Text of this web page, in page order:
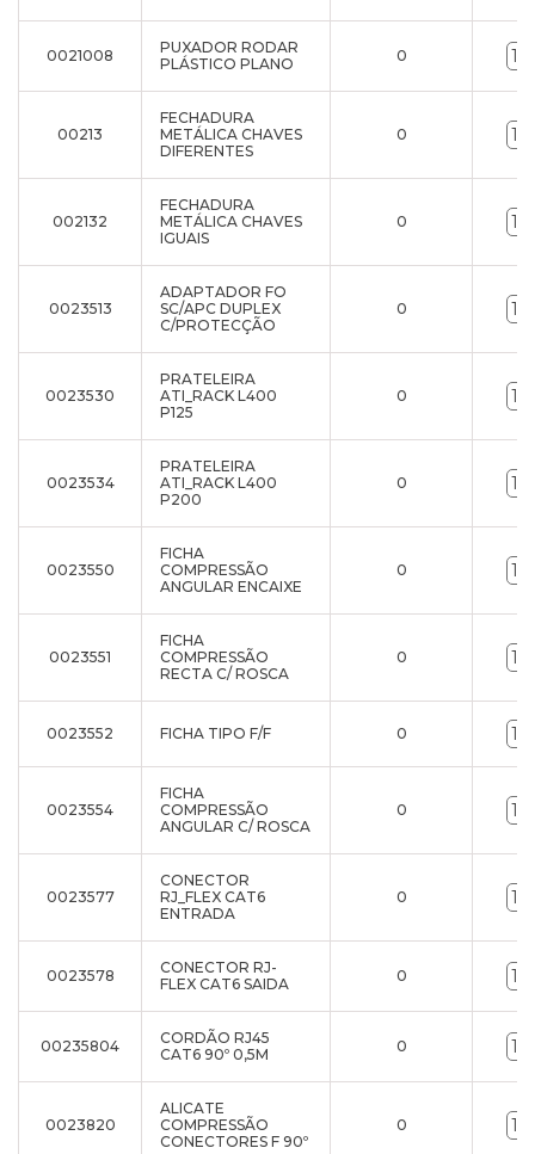
0021008
PUXADOR RODAR
PLÁSTICO PLANO
0
00213
FECHADURA
METÁLICA CHAVES
DIFERENTES
0
002132
FECHADURA
METÁLICA CHAVES
IGUAIS
0
0023513
ADAPTADOR FO
SC/APC DUPLEX
C/PROTECÇÃO
0
0023530
PRATELEIRA
ATI_RACK L400
P125
0
0023534
PRATELEIRA
ATI_RACK L400
P200
0
0023550
FICHA
COMPRESSÃO
ANGULAR ENCAIXE
0
0023551
FICHA
COMPRESSÃO
RECTA C/ ROSCA
0
0023552 FICHA TIPO F/F 0
0023554
FICHA
COMPRESSÃO
ANGULAR C/ ROSCA
0
0023577
CONECTOR
RJ_FLEX CAT6
ENTRADA
0
0023578
CONECTOR RJ-
FLEX CAT6 SAIDA
0
00235804
CORDÃO RJ45
CAT6 90º 0,5M
0
0023820
ALICATE
COMPRESSÃO
CONECTORES F 90º
0